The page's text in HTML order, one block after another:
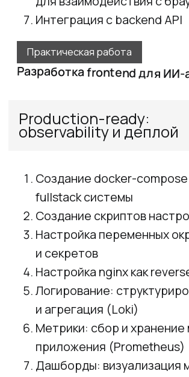
Справка
Вопросы и ответы
Сообщество
Документы
Соглашение
Условия
использования
Акции
Бесплатно по РФ
b2b@hexlet.io
8 800 100 22 47
+7 495 085 21 62
О нас
Карьера в Хекслете
Отзывы
Лицензия
Партнерам
Предложить
стажировку
Стать
наставником